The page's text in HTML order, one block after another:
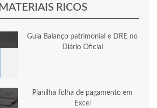
MATERIAIS RICOS
Guia Balanço patrimonial e DRE no
Diário Oficial
Planilha folha de pagamento em
Excel